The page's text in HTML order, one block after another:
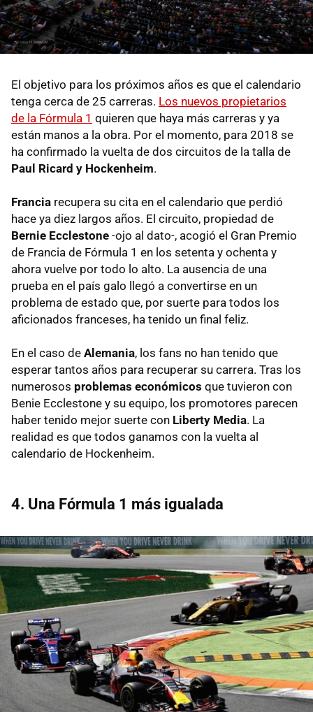
El objetivo para los próximos años es que el calendario
tenga cerca de 25 carreras. Los nuevos propietarios
de la Fórmula 1 quieren que haya más carreras y ya
están manos a la obra. Por el momento, para 2018 se
ha confirmado la vuelta de dos circuitos de la talla de
Paul Ricard y Hockenheim.
Francia recupera su cita en el calendario que perdió
hace ya diez largos años. El circuito, propiedad de
Bernie Ecclestone -ojo al dato-, acogió el Gran Premio
de Francia de Fórmula 1 en los setenta y ochenta y
ahora vuelve por todo lo alto. La ausencia de una
prueba en el país galo llegó a convertirse en un
problema de estado que, por suerte para todos los
aficionados franceses, ha tenido un final feliz.
En el caso de Alemania, los fans no han tenido que
esperar tantos años para recuperar su carrera. Tras los
numerosos problemas económicos que tuvieron con
Benie Ecclestone y su equipo, los promotores parecen
haber tenido mejor suerte con Liberty Media. La
realidad es que todos ganamos con la vuelta al
calendario de Hockenheim.
4. Una Fórmula 1 más igualada